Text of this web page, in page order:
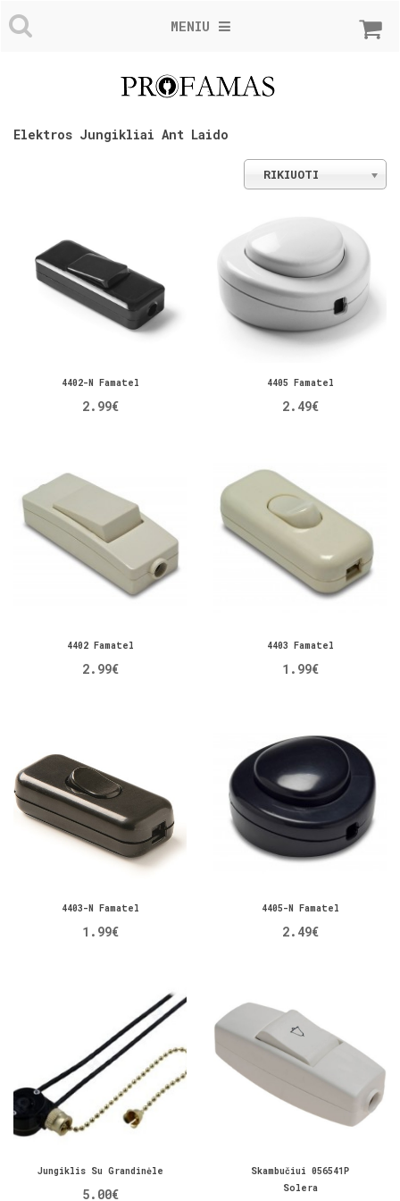
MENIU
Elektros Jungikliai Ant Laido
RIKIUOTI
4402-N Famatel
2.99€
4405 Famatel
2.49€
4402 Famatel
2.99€
4403 Famatel
1.99€
4403-N Famatel
1.99€
4405-N Famatel
2.49€
Jungiklis Su Grandinėle
5.00€
Skambučiui 056541P
Solera